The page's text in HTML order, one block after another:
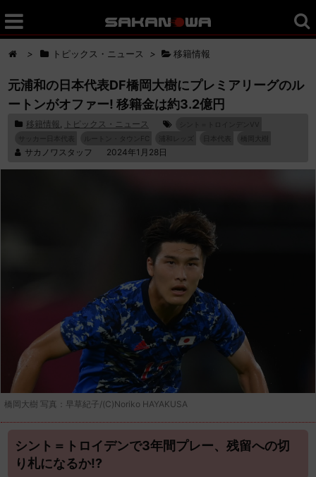
> トピックス・ニュース > 移籍情報
元浦和の日本代表DF橋岡大樹にプレミアリーグのル
ートンがオファー! 移籍金は約3.2億円
移籍情報 , トピックス・ニュース
サカノワスタッフ 2024年1月28日
橋岡大樹 写真：早草紀子/(C)Noriko HAYAKUSA
シント＝トロイデンで3年間プレー、残留への切
り札になるか!?